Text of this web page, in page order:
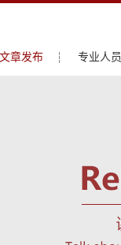
文章发布 专业人员